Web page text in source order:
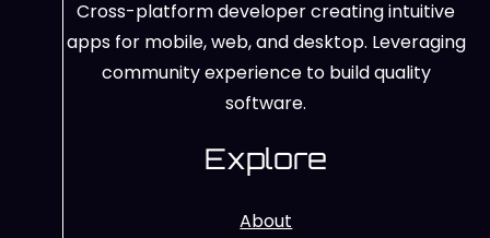
Cross-platform developer creating intuitive
apps for mobile, web, and desktop. Leveraging
community experience to build quality
software.
Explore
About